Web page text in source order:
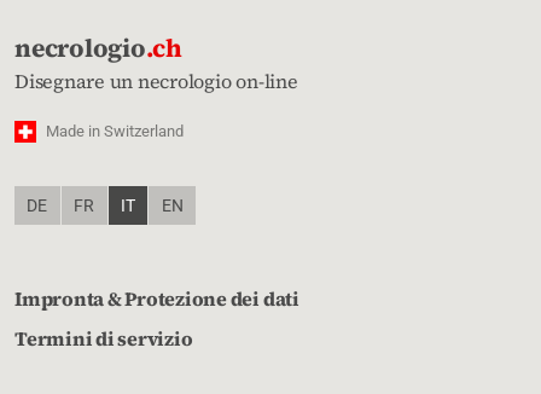
necrologio.ch
Disegnare un necrologio on-line
Made in Switzerland
DE FR IT EN
Impronta & Protezione dei dati
Termini di servizio